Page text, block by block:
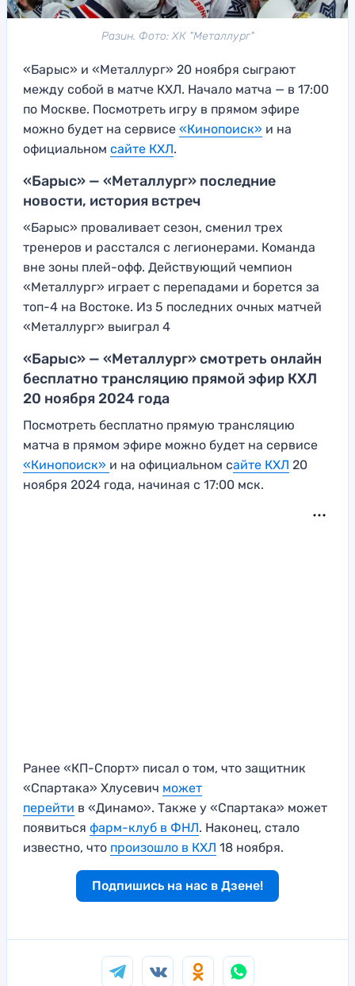
Разин. Фото: ХК "Металлург"
«Барыс» и «Металлург» 20 ноября сыграют
между собой в матче КХЛ. Начало матча — в 17:00
по Москве. Посмотреть игру в прямом эфире
можно будет на сервисе «Кинопоиск» и на
официальном сайте КХЛ.
«Барыс» — «Металлург» последние
новости, история встреч
«Барыс» проваливает сезон, сменил трех
тренеров и расстался с легионерами. Команда
вне зоны плей-офф. Действующий чемпион
«Металлург» играет с перепадами и борется за
топ-4 на Востоке. Из 5 последних очных матчей
«Металлург» выиграл 4
«Барыс» — «Металлург» смотреть онлайн
бесплатно трансляцию прямой эфир КХЛ
20 ноября 2024 года
Посмотреть бесплатно прямую трансляцию
матча в прямом эфире можно будет на сервисе
«Кинопоиск» и на официальном сайте КХЛ 20
ноября 2024 года, начиная с 17:00 мск.
Ранее «КП-Спорт» писал о том, что защитник
«Спартака» Хлусевич может
перейти в «Динамо». Также у «Спартака» может
появиться фарм-клуб в ФНЛ. Наконец, стало
известно, что произошло в КХЛ 18 ноября.
Подпишись на нас в Дзене!